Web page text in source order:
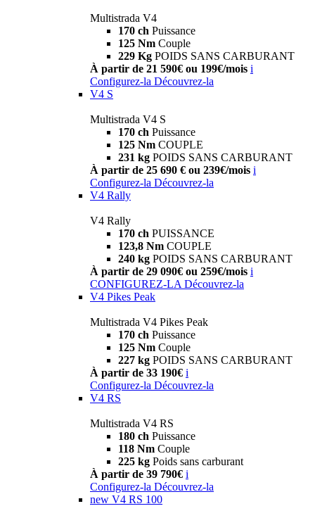
Multistrada V4
170 ch Puissance
125 Nm Couple
229 Kg POIDS SANS CARBURANT
À partir de 21 590€ ou 199€/mois i
Configurez-la Découvrez-la
V4 S
Multistrada V4 S
170 ch Puissance
125 Nm COUPLE
231 kg POIDS SANS CARBURANT
À partir de 25 690 € ou 239€/mois i
Configurez-la Découvrez-la
V4 Rally
V4 Rally
170 ch PUISSANCE
123,8 Nm COUPLE
240 kg POIDS SANS CARBURANT
À partir de 29 090€ ou 259€/mois i
CONFIGUREZ-LA Découvrez-la
V4 Pikes Peak
Multistrada V4 Pikes Peak
170 ch Puissance
125 Nm Couple
227 kg POIDS SANS CARBURANT
À partir de 33 190€ i
Configurez-la Découvrez-la
V4 RS
Multistrada V4 RS
180 ch Puissance
118 Nm Couple
225 kg Poids sans carburant
À partir de 39 790€ i
Configurez-la Découvrez-la
new V4 RS 100